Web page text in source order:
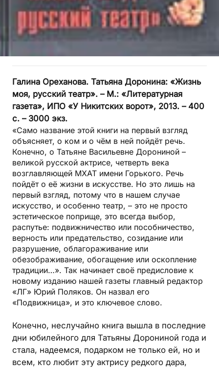
Галина Ореханова. Татьяна Доронина: «Жизнь
моя, русский театр». – М.: «Литературная
газета», ИПО «У Никитских ворот», 2013. – 400
с. – 3000 экз.
«Само название этой книги на первый взгляд
объясняет, о ком и о чём в ней пойдёт речь.
Конечно, о Татьяне Васильевне Дорониной –
великой русской актрисе, четверть века
возглавляющей МХАТ имени Горького. Речь
пойдёт о её жизни в искусстве. Но это лишь на
первый взгляд, потому что в нашем случае
искусство, и особенно театр, – это не просто
эстетическое поприще, это всегда выбор,
распутье: подвижничество или пособничество,
верность или предательство, созидание или
разрушение, облагораживание или
обезображивание, обогащение или оскопление
традиции…». Так начинает своё предисловие к
новому изданию нашей газеты главный редактор
«ЛГ» Юрий Поляков. Он назвал его
«Подвижница», и это ключевое слово.
Конечно, неслучайно книга вышла в последние
дни юбилейного для Татьяны Дорониной года и
стала, надеемся, подарком не только ей, но и
всем, кто любит эту актрису редкого дара,